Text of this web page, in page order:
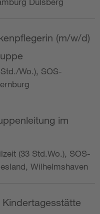
(m/w/d)
Wo.), SOS-
im
(33 Std.Wo.), SOS-
Wilhelmshaven